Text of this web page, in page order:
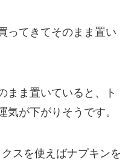
ってきてそのまま置い
まま置いていると、ト
気が下がりそうです。
スを使えばナプキンを